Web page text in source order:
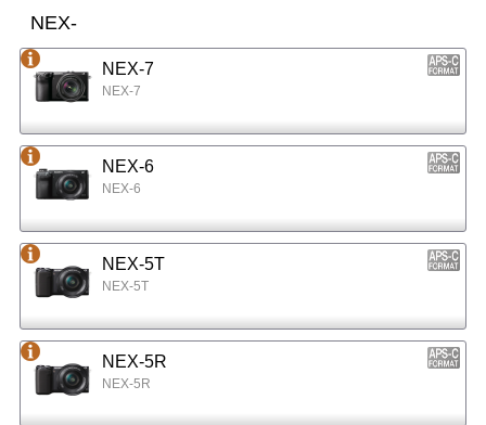
NEX-
NEX-7
NEX-7
NEX-6
NEX-6
NEX-5T
NEX-5T
NEX-5R
NEX-5R